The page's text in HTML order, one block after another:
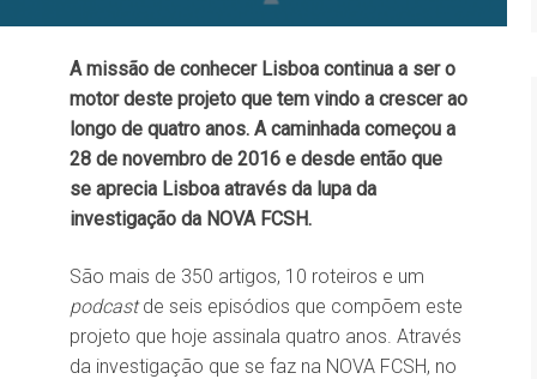
A missão de conhecer Lisboa continua a ser o
motor deste projeto que tem vindo a crescer ao
longo de quatro anos. A caminhada começou a
28 de novembro de 2016 e desde então que
se aprecia Lisboa através da lupa da
investigação da NOVA FCSH.
São mais de 350 artigos, 10 roteiros e um
podcastde seis episódios que compõem este
projeto que hoje assinala quatro anos. Através
da investigação que se faz na NOVA FCSH, no